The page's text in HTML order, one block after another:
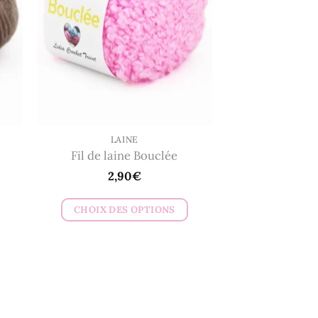
options
peuvent
être
choisies
sur
du
produit
LAINE
Fil de laine Bouclée
2,90€
CHOIX DES OPTIONS